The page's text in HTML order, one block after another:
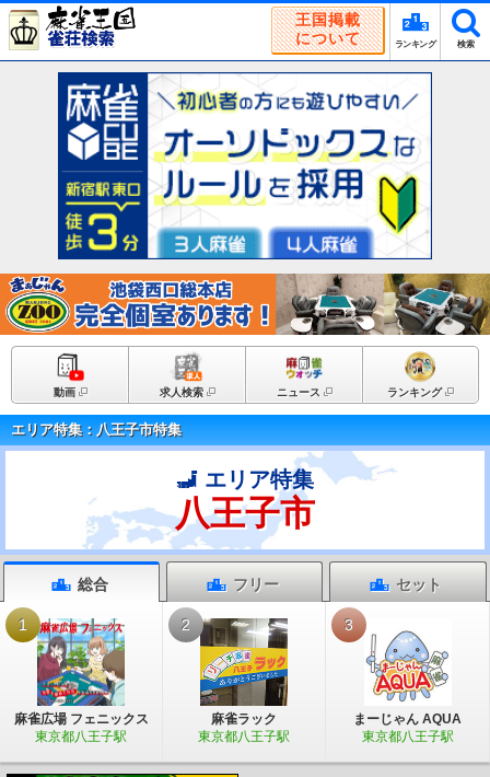
王国掲載
について
ランキング 検索
動画 求人検索 ニュース ランキング
エリア特集：八王子市特集
エリア特集
八王子市
総合 フリー セット
1
麻雀広場 フェニックス
東京都八王子駅
2
麻雀ラック
東京都八王子駅
3
まーじゃん AQUA
東京都八王子駅